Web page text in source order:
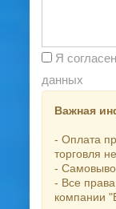
данных
Важная
- Оплата
торговля
-
- Все
компании